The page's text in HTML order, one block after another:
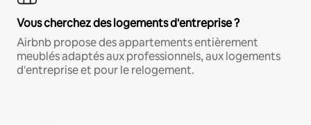
Vous cherchez des logements d'entreprise ?
Airbnb propose des appartements entièrement
meublés adaptés aux professionnels, aux logements
d'entreprise et pour le relogement.